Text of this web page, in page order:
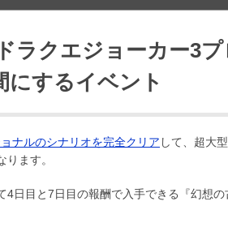
ラクエジョーカー3
にするイベント
ナルのシナリオを完全クリア して、超大
ります。
4日目と7日目の報酬で入手できる『幻想